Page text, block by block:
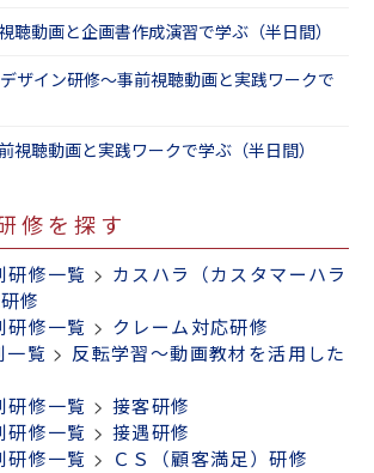
聴動画と企画書作成演習で学ぶ（半日間）
ザイン研修～事前視聴動画と実践ワークで
視聴動画と実践ワークで学ぶ（半日間）
修を探す
研修一覧 > カスハラ（カスタマーハラ
修
研修一覧 > クレーム対応研修
一覧 > 反転学習～動画教材を活用した
研修一覧 >接客研修
研修一覧 >接遇研修
研修一覧 > ＣＳ（顧客満足）研修